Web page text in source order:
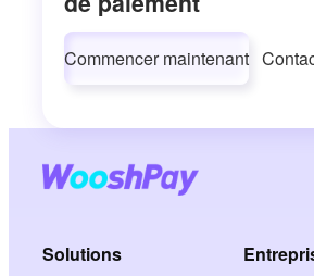
Commencer maintenant
Solutions